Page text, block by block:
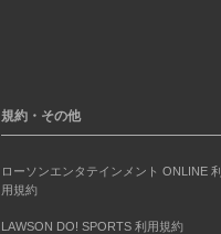
規約・その他
ローソンエンタテインメント ONLINE 利
用規約
LAWSON DO! SPORTS 利用規約